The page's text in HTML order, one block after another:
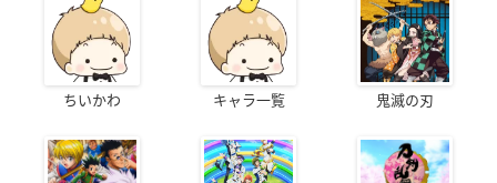
ちいかわ キャラ一覧 鬼滅の刃